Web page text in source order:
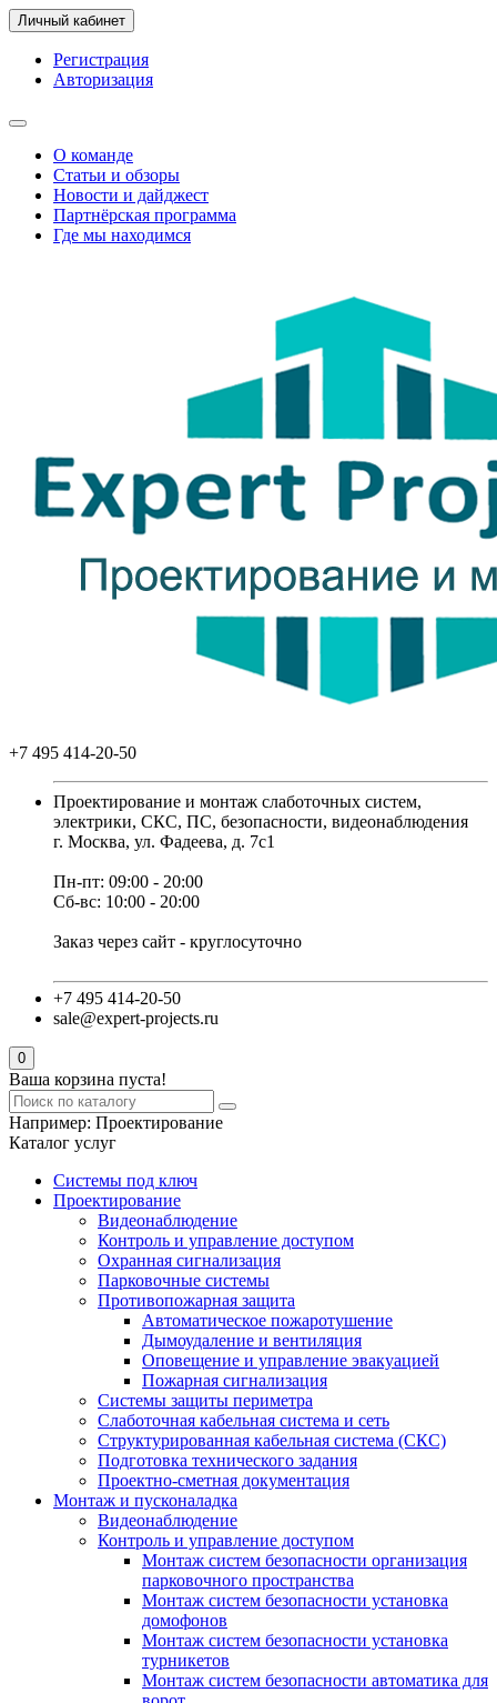
Личный кабинет
Регистрация
Авторизация
О команде
Статьи и обзоры
Новости и дайджест
Партнёрская программа
Где мы находимся
+7 495 414-20-50
Проектирование и монтаж слаботочных систем,
электрики, СКС, ПС, безопасности, видеонаблюдения
г. Москва, ул. Фадеева, д. 7с1
Пн-пт: 09:00 - 20:00
Сб-вс: 10:00 - 20:00
Заказ через сайт - круглосуточно
+7 495 414-20-50
sale@expert-projects.ru
0
Ваша корзина пуста!
Например: Проектирование
Каталог услуг
Системы под ключ
Проектирование
Видеонаблюдение
Контроль и управление доступом
Охранная сигнализация
Парковочные системы
Противопожарная защита
Автоматическое пожаротушение
Дымоудаление и вентиляция
Оповещение и управление эвакуацией
Пожарная сигнализация
Системы защиты периметра
Слаботочная кабельная система и сеть
Структурированная кабельная система (СКС)
Подготовка технического задания
Проектно-сметная документация
Монтаж и пусконаладка
Видеонаблюдение
Контроль и управление доступом
Монтаж систем безопасности организация
парковочного пространства
Монтаж систем безопасности установка
домофонов
Монтаж систем безопасности установка
турникетов
Монтаж систем безопасности автоматика для